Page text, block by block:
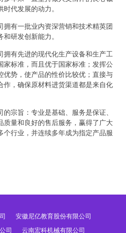
代发展的动力。
拥有一批业内资深营销和技术精英团
研发创新能力。
拥有先进的现代化生产设备和生产工
家标准，而且优于国家标准；发挥公
优势，使产品的性价比较优；直接与
作，确保原材料进货渠道都是来自化
宗旨：专业是基础、服务是保证、
质量和良好的售后服务，赢得了广大
个行业，并连续多年成为指定产品服
安徽尼亿教育股份有限公司
司
云南宏科机械有限公司